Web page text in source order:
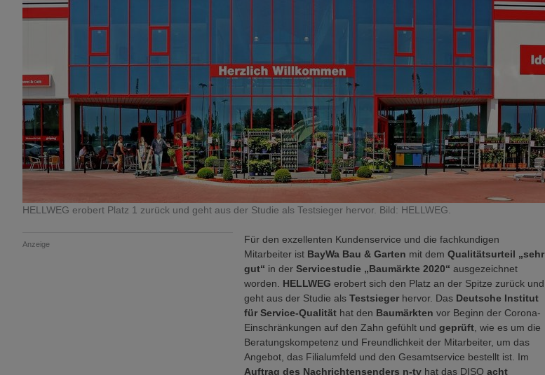
HELLWEG erobert Platz 1 zurück und geht aus der Studie als Testsieger hervor. Bild: HELLWEG.
Anzeige
Für den exzellenten Kundenservice und die fachkundigen
Mitarbeiter ist BayWa Bau & Garten mit dem Qualitätsurteil „sehr
gut“ in der Servicestudie „Baumärkte 2020“ ausgezeichnet
worden. HELLWEG erobert sich den Platz an der Spitze zurück und
geht aus der Studie als Testsieger hervor. Das Deutsche Institut
für Service-Qualität hat den Baumärkten vor Beginn der Corona-
Einschränkungen auf den Zahn gefühlt und geprüft , wie es um die
Beratungskompetenz und Freundlichkeit der Mitarbeiter, um das
Angebot, das Filialumfeld und den Gesamtservice bestellt ist. Im
Auftrag des Nachrichtensenders n-tv hat das DISQ acht